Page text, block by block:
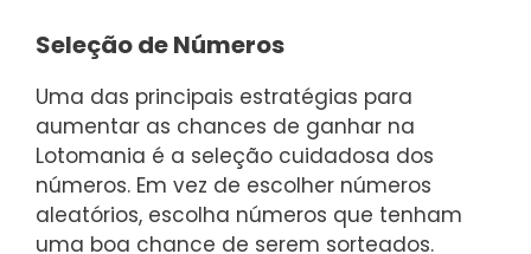
Seleção de Números
Uma das principais estratégias para
aumentar as chances de ganhar na
Lotomania é a seleção cuidadosa dos
números. Em vez de escolher números
aleatórios, escolha números que tenham
uma boa chance de serem sorteados.